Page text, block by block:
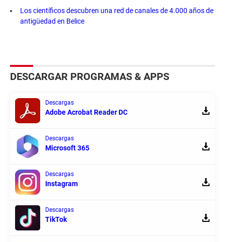
Los científicos descubren una red de canales de 4.000 años de
antigüedad en Belice
DESCARGAR PROGRAMAS & APPS
Descargas
Adobe Acrobat Reader DC
Descargas
Microsoft 365
Descargas
Instagram
Descargas
TikTok